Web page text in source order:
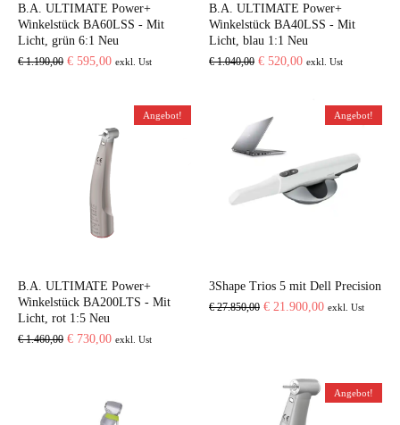
B.A. ULTIMATE Power+
Winkelstück BA60LSS - Mit
Licht, grün 6:1 Neu
€1.190,00 Ursprünglicher
€ 595,00Aktueller
€ 595,00.
exkl. Ust
B.A. ULTIMATE Power+
Winkelstück BA40LSS - Mit
Licht, blau 1:1 Neu
€1.040,00 Ursprünglicher
€ 1.040,00
€ 520,00Aktueller
€ 520,00.
exkl. Ust
Angebot!
B.A. ULTIMATE Power+
Winkelstück BA200LTS - Mit
Licht, rot 1:5 Neu
€1.460,00 Ursprünglicher
€ 1.460,00
€ 730,00Aktueller
€ 730,00.
exkl. Ust
Angebot!
3Shape Trios 5 mit Dell Precision
€27.850,00 Ursprünglicher
€ 21.900,00Aktueller
exkl. Ust
Angebot!